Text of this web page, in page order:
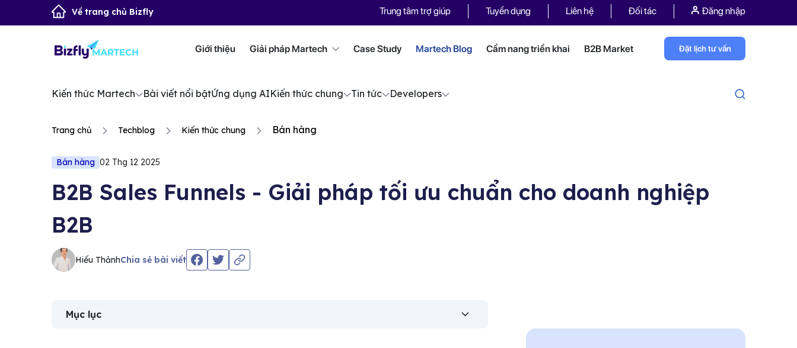
Về trang chủ Bizfly Trung tâm trợ giúp Tuyển dụng Liên hệ Đối tác Đăng nhập
Giới thiệu Giải pháp Martech Case Study Martech Blog Cẩm nang triển khai B2B Market Đặt lịch tư vấn
Kiến thức Martech Bài viết nổi bậtỨng dụng AIKiến thức chung Tin tức Developers
Trang chủ Techblog Kiến thức chung Bán hàng
Bán hàng 02 Thg 12 2025
B2B Sales Funnels - Giải pháp tối ưu chuẩn cho doanh nghiệp
B2B
Hiếu ThảnhChia sẻ bài viết
Mục lục